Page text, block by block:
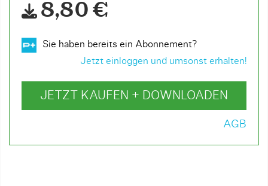
8,80 €
Sie haben bereits ein Abonnement?
Jetzt einloggen und umsonst erhalten!
JETZT KAUFEN + DOWNLOADEN
AGB